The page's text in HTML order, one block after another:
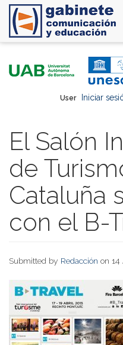
User Iniciar
El Salón
de
Cataluña
con el B-
Submitted by Redacción on 14